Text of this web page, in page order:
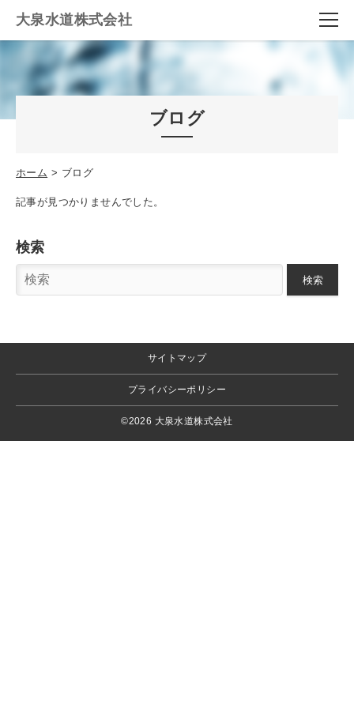
大泉水道株式会社
ブログ
ホーム ブログ
記事が見つかりませんでした。
検索
検索
サイトマップ
プライバシーポリシー
©2026 大泉水道株式会社